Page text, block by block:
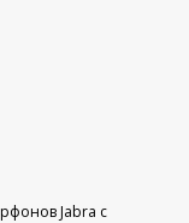
Jabra с